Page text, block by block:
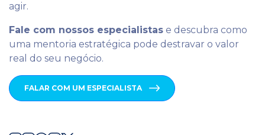
agir.
Fale com nossos especialistas e descubra como
uma mentoria estratégica pode destravar o valor
real do seu negócio.
FALAR COM UM ESPECIALISTA